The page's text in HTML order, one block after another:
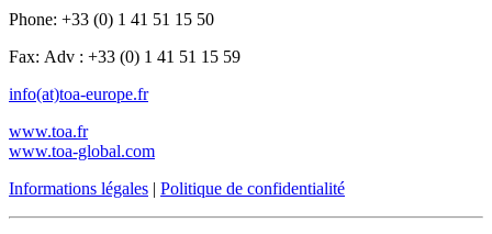
Phone: +33 (0) 1 41 51 15 50
Fax: Adv : +33 (0) 1 41 51 15 59
info(at)toa-europe.fr
www.toa.fr
www.toa-global.com
Informations légales | Politique de confidentialité